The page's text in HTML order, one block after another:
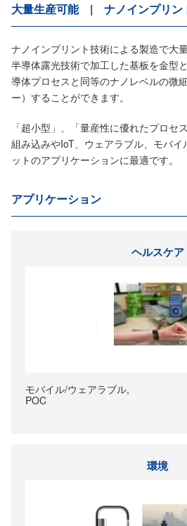
大量生産可能 | ナノインプリン
ナノインプリント技術による製造で大
半導体露光技術で加工した基板を金型
導体プロセスと同等のナノレベルの微
ー）することができます。
「超小型」、「量産性に優れたプロセ
組み込みやIoT、ウェアラブル、モバ
ットのアプリケーションに最適です。
アプリケーション
ヘルスケア
モバイル/ウェアラブル,
POC
環境